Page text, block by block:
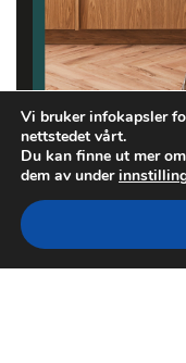
Vi bruker infokapsler
nettstedet vårt.
Du kan finne ut mer
dem av under